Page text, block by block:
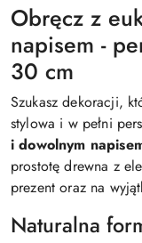
Obręcz z
napisem -
30 cm
Szukasz dekoracji,
stylowa i w pełni
i dowolnym
prostotę drewna z
prezent oraz na
Naturalna